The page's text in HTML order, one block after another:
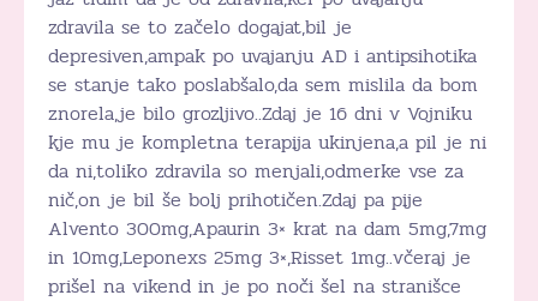
zdravila se to začelo dogajat,bil je
depresiven,ampak po uvajanju AD i antipsihotika
se stanje tako poslabšalo,da sem mislila da bom
znorela,je bilo grozljivo..Zdaj je 16 dni v Vojniku
kje mu je kompletna terapija ukinjena,a pil je ni
da ni,toliko zdravila so menjali,odmerke vse za
nič,on je bil še bolj prihotičen.Zdaj pa pije
Alvento 300mg,Apaurin 3× krat na dam 5mg,7mg
in 10mg,Leponexs 25mg 3×,Risset 1mg..včeraj je
prišel na vikend in je po noči šel na stranišce